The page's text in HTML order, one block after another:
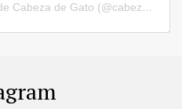
Una publicación compartida de Cabeza de Gato (@cabezadegatorevista)